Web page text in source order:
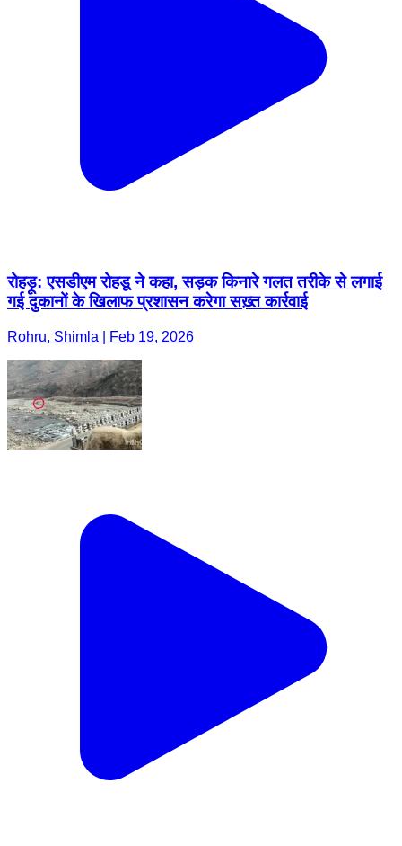
रोहड़ू: एसडीएम रोहडू ने कहा, सड़क किनारे गलत तरीके से लगाई
गई दुकानों के खिलाफ प्रशासन करेगा सख़्त कार्रवाई
Rohru, Shimla | Feb 19, 2026